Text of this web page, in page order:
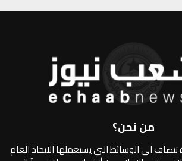
من نحن؟
تنضاف الى الوسائط التي يستعملها الاتحاد العام